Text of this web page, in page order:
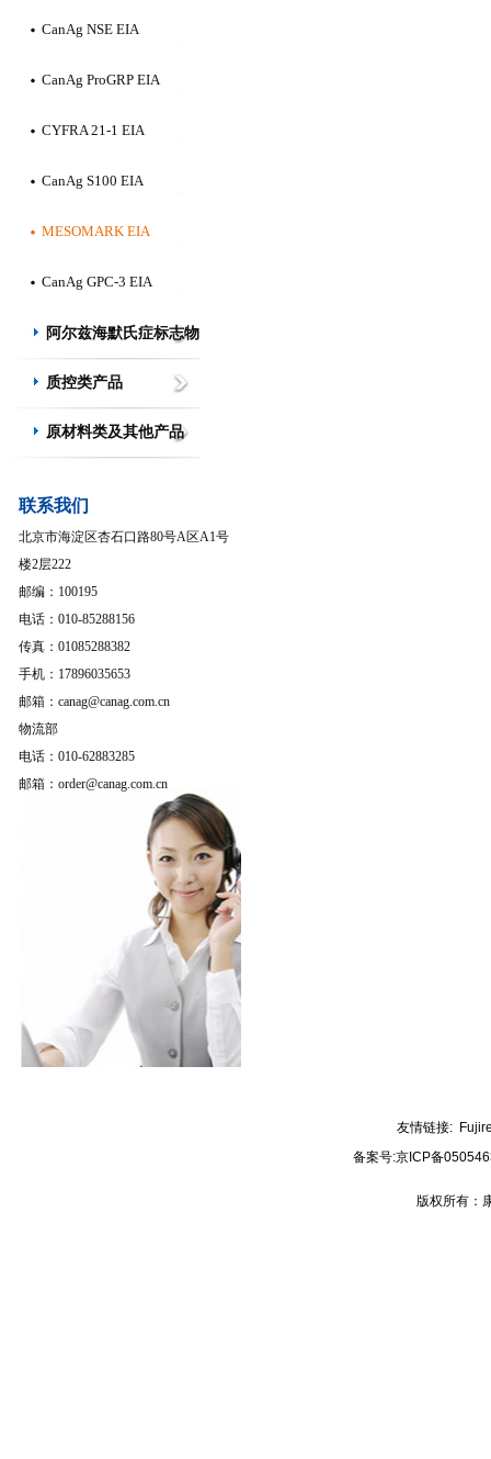
CanAg NSE EIA
CanAg ProGRP EIA
CYFRA 21-1 EIA
CanAg S100 EIA
MESOMARK EIA
CanAg GPC-3 EIA
阿尔兹海默氏症标志物
质控类产品
原材料类及其他产品
联系我们
北京市海淀区杏石口路80号A区A1号
楼2层222
邮编：100195
电话：010-85288156
传真：01085288382
手机：17896035653
邮箱：canag@canag.com.cn
物流部
电话：010-62883285
邮箱：order@canag.com.cn
友情链接:
备案号:京ICP备
版权所有：